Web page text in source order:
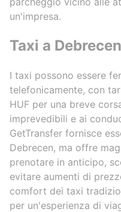
un'impresa.
Taxi a Debrecen
I taxi possono essere
telefonicamente, con
HUF per una breve
imprevedibili e ai
GetTransfer fornisce
Debrecen, ma offre
prenotare in anticipo,
evitare aumenti di
comfort dei taxi
per un'esperienza di